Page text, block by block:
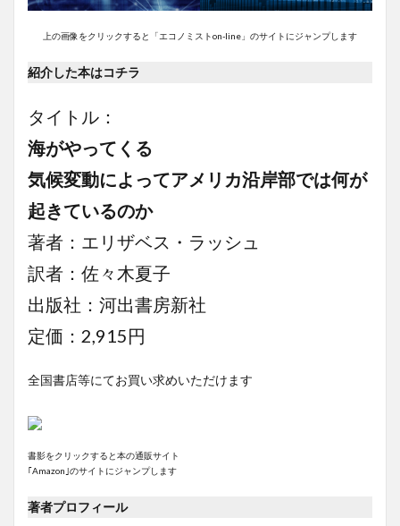
上の画像をクリックすると「エコノミストon-line」のサイトにジャンプします
紹介した本はコチラ
タイトル：
海がやってくる
気候変動によってアメリカ沿岸部では何が
起きているのか
著者：エリザベス・ラッシュ
訳者：佐々木夏子
出版社：河出書房新社
定価：2,915円
全国書店等にてお買い求めいただけます
書影をクリックすると本の通販サイト
｢Amazon｣のサイトにジャンプします
著者プロフィール